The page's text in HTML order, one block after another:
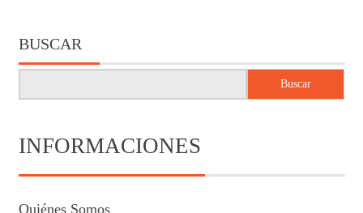
BUSCAR
Buscar
INFORMACIONES
Quiénes Somos